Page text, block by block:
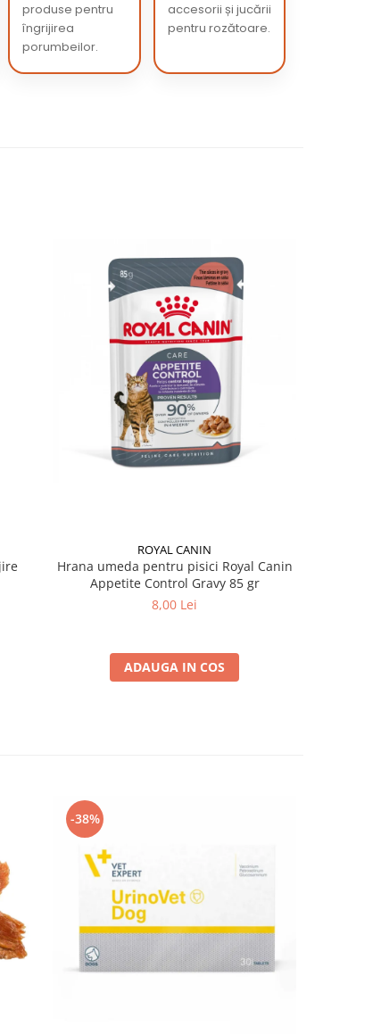
produse pentru
îngrijirea
porumbeilor.
accesorii și jucării
pentru rozătoare.
ROYAL CANIN
Hrana umeda pentru pisici Royal Canin
Appetite Control Gravy 85 gr
8,00 Lei
ADAUGA IN COS
-38%